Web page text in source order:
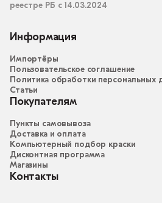
реестре РБ с 14.03.2024
Информация
Импортёры
Пользовательское соглашение
Политика обработки персональных
Статьи
Покупателям
Пункты самовывоза
Доставка и оплата
Компьютерный подбор краски
Дисконтная программа
Магазины
Контакты